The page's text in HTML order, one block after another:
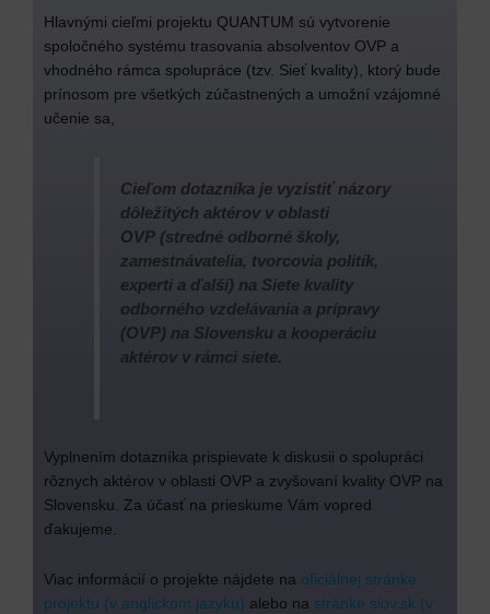
Hlavnými cieľmi projektu QUANTUM sú vytvorenie
spoločného systému trasovania absolventov OVP a
vhodného rámca spolupráce (tzv. Sieť kvality), ktorý bude
prínosom pre všetkých zúčastnených a umožní vzájomné
učenie sa,
Cieľom dotazníka je vyzistiť názory
dôležitých aktérov v oblasti
OVP (stredné odborné školy,
zamestnávatelia, tvorcovia politík,
experti a ďalší) na Siete kvality
odborného vzdelávania a prípravy
(OVP) na Slovensku a kooperáciu
aktérov v rámci siete.
Vyplnením dotazníka prispievate k diskusii o spolupráci
rôznych aktérov v oblasti OVP a zvyšovaní kvality OVP na
Slovensku. Za účasť na prieskume Vám vopred
ďakujeme.
Viac informácií o projekte nájdete na oficiálnej stránke
projektu (v anglickom jazyku) alebo na stránke siov.sk (v